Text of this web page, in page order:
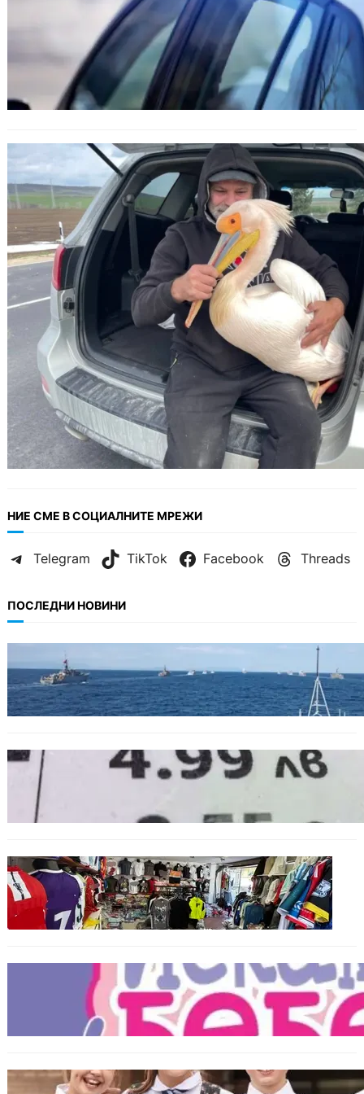
Двама ранени пеликани открити
край Белоградец бяха
транспортирани за лечение във
варненския зоопарк
НИЕ СМЕ В СОЦИАЛНИТЕ МРЕЖИ
Telegram TikTok Facebook Threads
ПОСЛЕДНИ НОВИНИ
Нов минен ловец за българския флот
пристига до края на годината
БЪЛГАРИЯ
Левът изчезва от етикетите: Търговците
БЪЛГАРИЯ
Иззеха фалшиви стоки за близо 650 000
евро при акция във Варна и „Златни
пясъци“
Инвитро подкрепата под въпрос? „Искам
бебе“ се обяви срещу прехвърлянето на
Центъра към НЗОК
ИКОНОМИКА